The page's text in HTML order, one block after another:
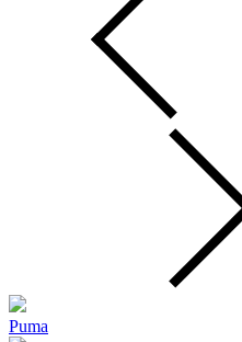
Puma